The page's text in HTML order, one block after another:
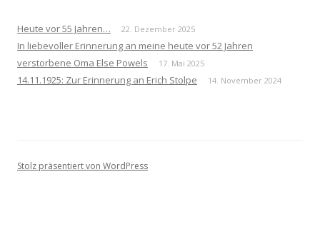
Heute vor 55 Jahren… 22. Dezember 2025
In liebevoller Erinnerung an meine heute vor 52 Jahren
verstorbene Oma Else Powels
17. Mai 2025
14.11.1925: Zur Erinnerung an Erich Stolpe 14. November 2024
Stolz präsentiert von WordPress